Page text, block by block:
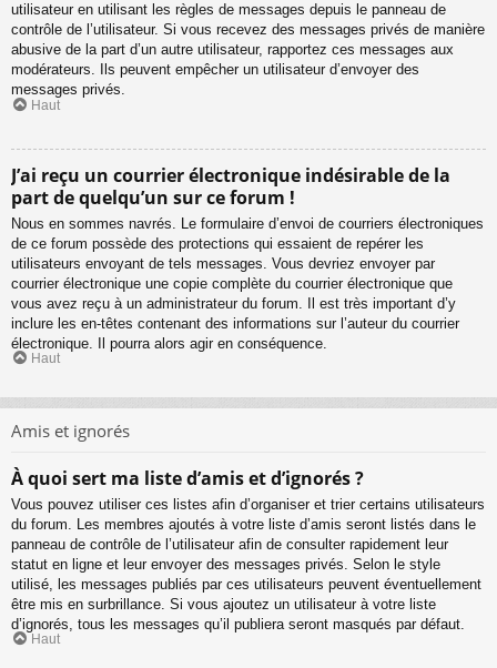
utilisateur en utilisant les règles de messages depuis le panneau de
contrôle de l’utilisateur. Si vous recevez des messages privés de manière
abusive de la part d’un autre utilisateur, rapportez ces messages aux
modérateurs. Ils peuvent empêcher un utilisateur d’envoyer des
messages privés.
Haut
J’ai reçu un courrier électronique indésirable de la
part de quelqu’un sur ce forum !
Nous en sommes navrés. Le formulaire d’envoi de courriers électroniques
de ce forum possède des protections qui essaient de repérer les
utilisateurs envoyant de tels messages. Vous devriez envoyer par
courrier électronique une copie complète du courrier électronique que
vous avez reçu à un administrateur du forum. Il est très important d’y
inclure les en-têtes contenant des informations sur l’auteur du courrier
électronique. Il pourra alors agir en conséquence.
Haut
Amis et ignorés
À quoi sert ma liste d’amis et d’ignorés ?
Vous pouvez utiliser ces listes afin d’organiser et trier certains utilisateurs
du forum. Les membres ajoutés à votre liste d’amis seront listés dans le
panneau de contrôle de l’utilisateur afin de consulter rapidement leur
statut en ligne et leur envoyer des messages privés. Selon le style
utilisé, les messages publiés par ces utilisateurs peuvent éventuellement
être mis en surbrillance. Si vous ajoutez un utilisateur à votre liste
d’ignorés, tous les messages qu’il publiera seront masqués par défaut.
Haut